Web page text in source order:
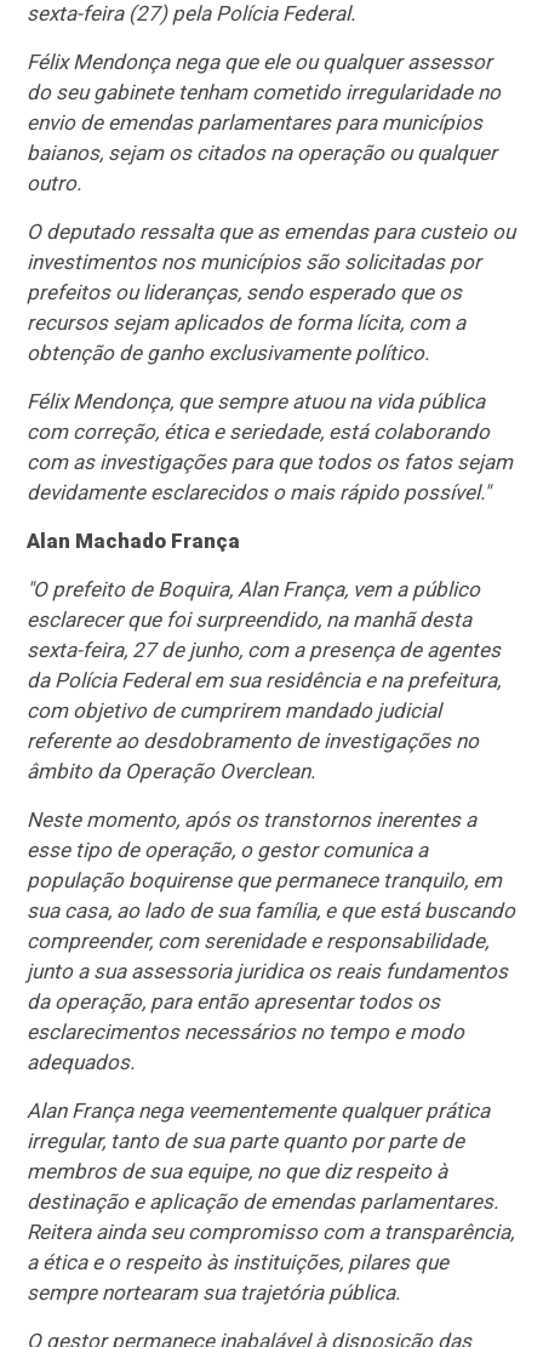
sexta-feira (27) pela Polícia Federal.
Félix Mendonça nega que ele ou qualquer assessor
do seu gabinete tenham cometido irregularidade no
envio de emendas parlamentares para municípios
baianos, sejam os citados na operação ou qualquer
outro.
O deputado ressalta que as emendas para custeio ou
investimentos nos municípios são solicitadas por
prefeitos ou lideranças, sendo esperado que os
recursos sejam aplicados de forma lícita, com a
obtenção de ganho exclusivamente político.
Félix Mendonça, que sempre atuou na vida pública
com correção, ética e seriedade, está colaborando
com as investigações para que todos os fatos sejam
devidamente esclarecidos o mais rápido possível."
Alan Machado França
"O prefeito de Boquira, Alan França, vem a público
esclarecer que foi surpreendido, na manhã desta
sexta-feira, 27 de junho, com a presença de agentes
da Polícia Federal em sua residência e na prefeitura,
com objetivo de cumprirem mandado judicial
referente ao desdobramento de investigações no
âmbito da Operação Overclean.
Neste momento, após os transtornos inerentes a
esse tipo de operação, o gestor comunica a
população boquirense que permanece tranquilo, em
sua casa, ao lado de sua família, e que está buscando
compreender, com serenidade e responsabilidade,
junto a sua assessoria juridica os reais fundamentos
da operação, para então apresentar todos os
esclarecimentos necessários no tempo e modo
adequados.
Alan França nega veementemente qualquer prática
irregular, tanto de sua parte quanto por parte de
membros de sua equipe, no que diz respeito à
destinação e aplicação de emendas parlamentares.
Reitera ainda seu compromisso com a transparência,
a ética e o respeito às instituições, pilares que
sempre nortearam sua trajetória pública.
O gestor permanece inabalável à disposição das